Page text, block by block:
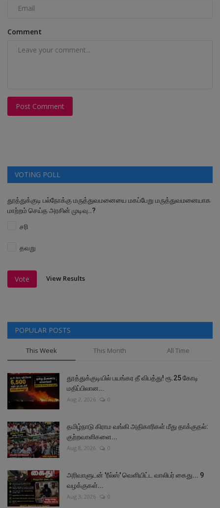
Comment
Post Comment
VOTING POLL
தூத்துக்குடி பல்நோக்கு மருத்துவமனையை மகப்பேறு மருத்துவமனையாக
மாற்றம் செய்த அரசின் முடிவு..?
சரி
தவறு
Vote View Results
POPULAR POSTS
This Week This Month All Time
தூத்துக்குடியில் பயங்கர தீ விபத்து! ரூ.25 கோடி
மதிப்பிலான...
Aug 2, 2026 0
தமிழ்நாடு கிராம வங்கி அதிகாரிகள் மீது தாக்குதல்:
குற்றவாளிகளை...
Aug 8, 2026 0
அரிவாளுடன் 'ரீல்ஸ்' வெளியிட்ட வாலிபர் கைது... 9
வழக்குகள்...
Aug 3, 2026 0